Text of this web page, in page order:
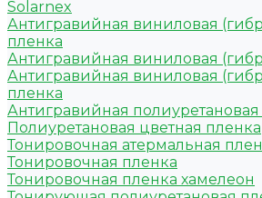
Solarnex
Антигравийная виниловая
пленка
Антигравийная виниловая
Антигравийная виниловая
пленка
Антигравийная
Полиуретановая цветная пленка
Тонировочная атермальная
Тонировочная пленка
Тонировочная пленка хамелеон